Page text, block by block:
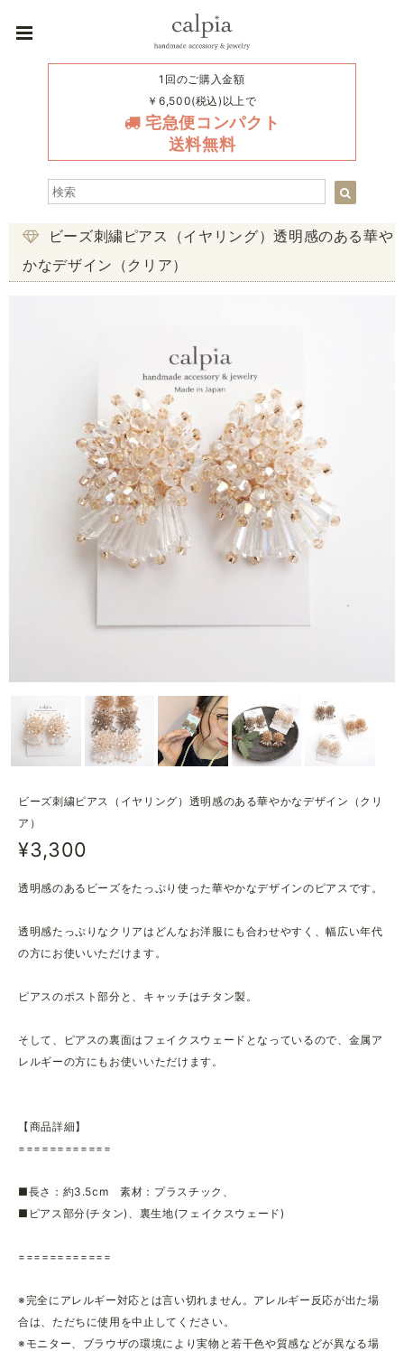
1回のご購入金額
￥6,500(税込)以上で
宅急便コンパクト
送料無料
ビーズ刺繍ピアス（イヤリング）透明感のある華や
かなデザイン（クリア）
ビーズ刺繍ピアス（イヤリング）透明感のある華やかなデザイン（クリ
ア）
¥3,300
透明感のあるビーズをたっぷり使った華やかなデザインのピアスです。
透明感たっぷりなクリアはどんなお洋服にも合わせやすく、幅広い年代
の方にお使いいただけます。
ピアスのポスト部分と、キャッチはチタン製。
そして、ピアスの裏面はフェイクスウェードとなっているので、金属ア
レルギーの方にもお使いいただけます。
【商品詳細】
============
■長さ：約3.5cm 素材：プラスチック、
■ピアス部分(チタン)、裏生地(フェイクスウェード)
============
※完全にアレルギー対応とは言い切れません。アレルギー反応が出た場
合は、ただちに使用を中止してください。
※モニター、ブラウザの環境により実物と若干色や質感などが異なる場